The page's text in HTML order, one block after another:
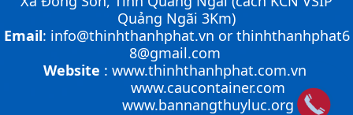
Cầu xe nâng là cầu nối tạo độ dốc để xe nâng có thể di
chuyển từ mặt đất lên container nhằm đóng và rút
hàng một cách nhanh chóng, an toàn, hiệu quả. Việc
di chuyển cầu dẫn lên container là một...
Hướng dẫn vận hành bàn nâng thủy lực đúng
container một cách hiệu quả nhất
ỨNG DỤNG CỦA BÀN NÂNG THỦY LỰC
Cùng tìm hiểu về ứng dụng của bàn nâng thủy lực
trong các lĩnh vực, ngành nghề.
Cầu xe nâng tên tiếng anh là gì? | Cầu xe nâng
THỊNH THÀNH PHÁT
Cầu xe nâng tên tiếng Anh là gì??? Đây là điều khiến
khá nhiều người thắc mắc. Vậy hãy cùng với THỊNH
THÀNH PHÁT giải đáp nhé!!!
Quảng Ngãi 3Km)
Email: info@thinhthanhphat.vn or thinhthanhphat6
8@gmail.com
Website : www.thinhthanhphat.com.vn
www.caucontainer.com
www.bannangthuyluc.org